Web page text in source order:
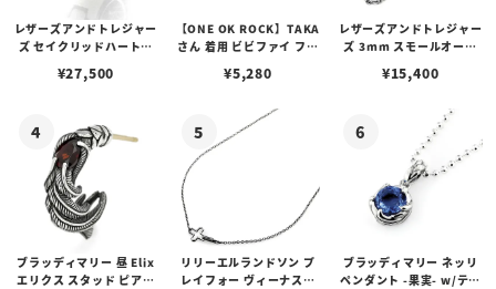
レザーズアンドトレジャー
ズ セイクリッドハートピ
¥27,500
【ONE OK ROCK】TAKA
さん 着用 ビビファイ フー
¥5,280
レザーズアンドトレジャー
ズ 3mm スモールオーバ
ブスタークラスプ＆LTロ
¥15,400
ブラッディマリー 昼 Elix
エリクス スタッド ピアス
リリーエルランドソン プ
レイフォー ヴィーナスチ
ブラッディマリー ネッリ
ペンダント -果実- w/ティ